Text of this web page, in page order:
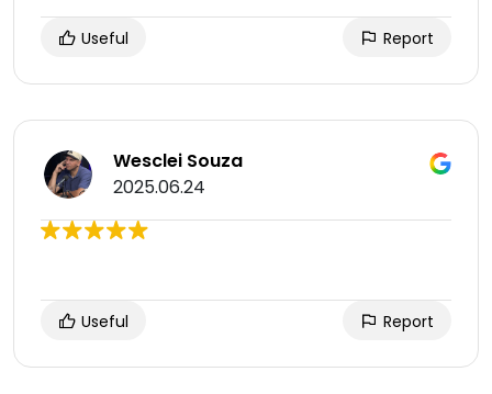
Useful Report
Wesclei Souza
2025.06.24
Useful Report